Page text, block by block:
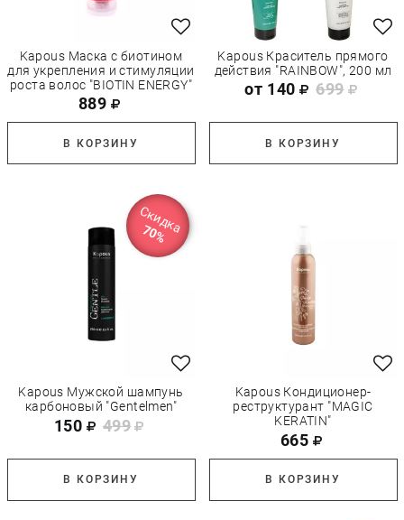
Kapous Маска с биотином
для укрепления и стимуляции
роста волос "BIOTIN ENERGY"
889
В КОРЗИНУ
Kapous Краситель прямого
действия "RAINBOW", 200 мл
от 140 699
В КОРЗИНУ
Скидка
70%
Kapous Мужской шампунь
карбоновый "Gentelmen"
150 499
В КОРЗИНУ
Kapous Кондиционер-
реструктурант "MAGIC
KERATIN"
665
В КОРЗИНУ